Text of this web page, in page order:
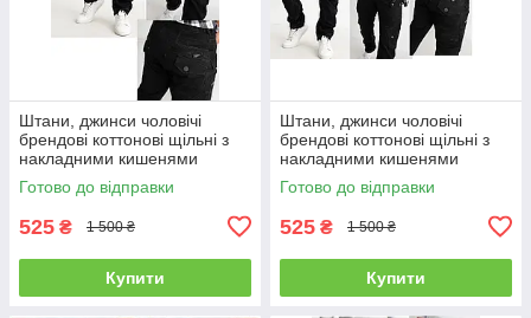
Штани, джинси чоловічі
брендові коттонові щільні з
накладними кишенями
"карго" MIGACH, Туреччина
Готово до відправки
525 ₴ 1 500 ₴
Купити
Штани, джинси чоловічі
брендові коттонові щільні з
накладними кишенями
"карго" MIGACH, Туреччина
Готово до відправки
525 ₴ 1 500 ₴
Купити